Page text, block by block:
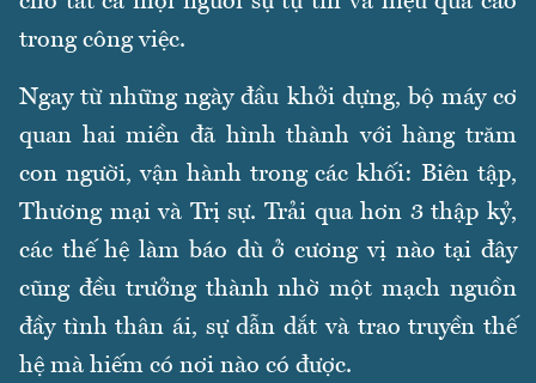
trong công việc.
Ngay từ những ngày đầu khởi dựng, bộ máy cơ
quan hai miền đã hình thành với hàng trăm
con người, vận hành trong các khối: Biên tập,
Thương mại và Trị sự. Trải qua hơn 3 thập kỷ,
các thế hệ làm báo dù ở cương vị nào tại đây
cũng đều trưởng thành nhờ một mạch nguồn
đầy tình thân ái, sự dẫn dắt và trao truyền thế
hệ mà hiếm có nơi nào có được.